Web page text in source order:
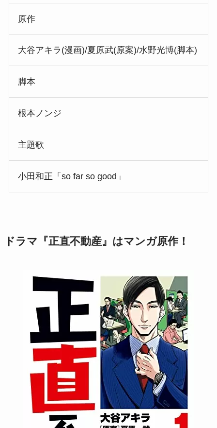
原作
大谷アキラ(漫画)/夏原武(原案)/水野光博(脚本)
脚本
根本ノンジ
主題歌
小田和正「so far so good」
ドラマ『正直不動産』はマンガ原作！